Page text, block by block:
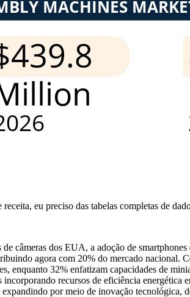
receita, eu preciso das tabelas completas de
câmeras dos EUA, a adoção de
agora com 20% do mercado nacional.
enquanto 32% enfatizam capacidades de
recursos de eficiência energética
por meio de inovação tecnológica,